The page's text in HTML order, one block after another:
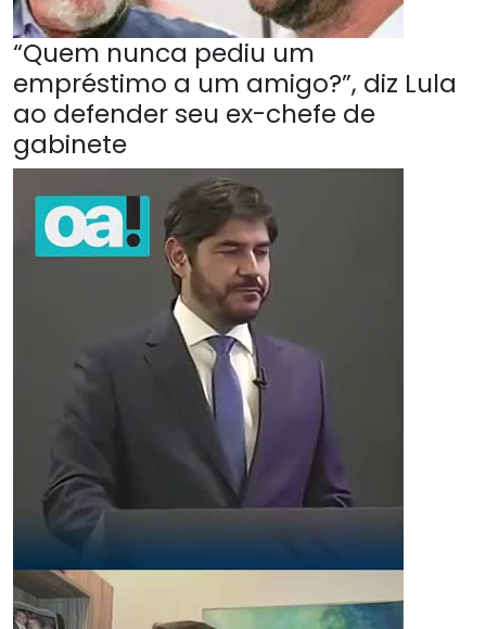
“Quem nunca pediu um
empréstimo a um amigo?”, diz Lula
ao defender seu ex-chefe de
gabinete